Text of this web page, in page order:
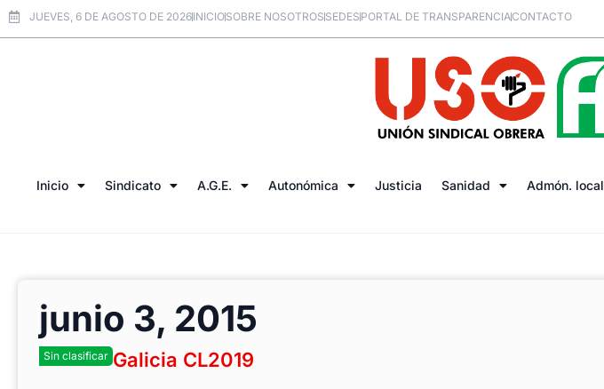
JUEVES, 6 DE AGOSTO DE 2026INICIOSOBRE NOSOTROSSEDESPORTAL DE TRANSPARENCIACONTACTO
Inicio Sindicato A.G.E. Autonómica Justicia Sanidad Admón. local
junio 3, 2015
Sin clasificar Galicia CL2019